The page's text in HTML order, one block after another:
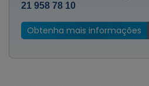
21 958 78 10
Obtenha mais informações